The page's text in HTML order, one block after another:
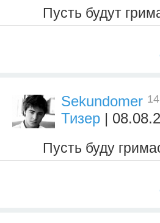
Пусть будут
Sekundomer 14
Тизер |
Пусть буду